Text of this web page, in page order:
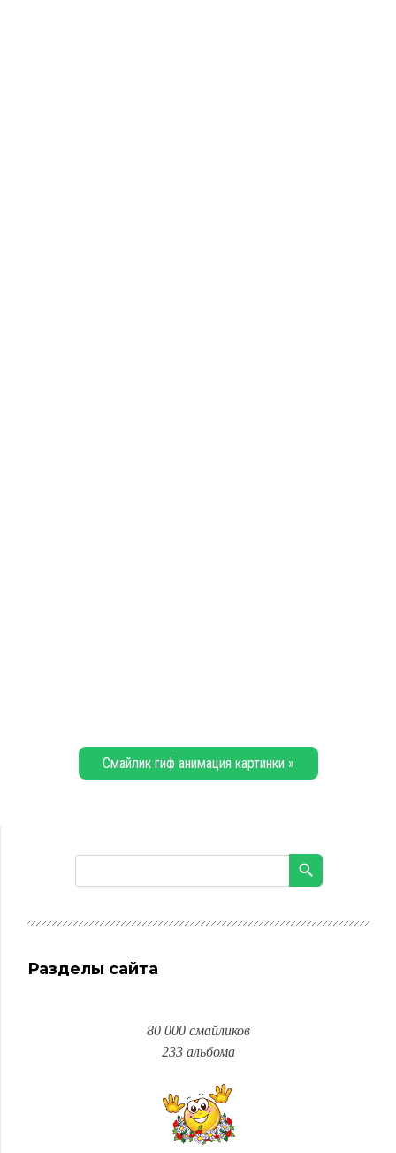
Смайлик гиф анимация картинки »
Разделы сайта
80 000 смайликов
233 альбома